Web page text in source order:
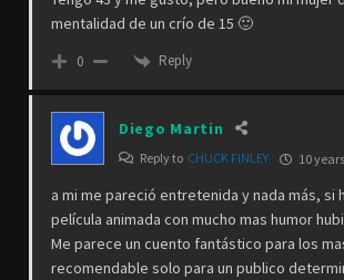
mentalidad de un crío de 15 🙂
0 Reply
Diego Martin
Reply to CHUCK FINLEY 10
a mi me pareció entretenida y nada más, si
película animada con mucho mas humor
Me parece un cuento fantástico para los
recomendable solo para un publico